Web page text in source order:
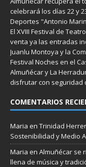
celebrará los días 22 y
Deportes "Antonio
El XVIII Festival de
venta ya las entradas
Juanlu Montoya y la
Festival Noches en el
Almuñécar y La
disfrutar con seguridad
COMENTARIOS
Maria en Trinidad
Sostenibilidad y Medio
Maria en Almuñécar se
llena de música y